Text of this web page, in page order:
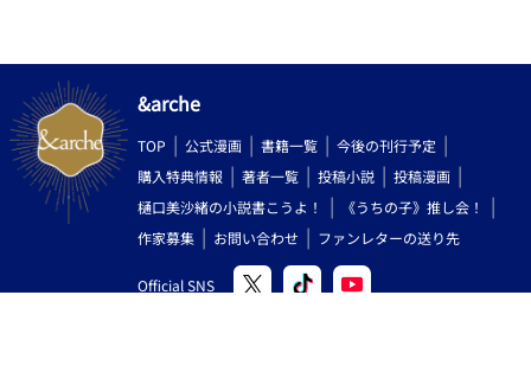
&arche
TOP 公式漫画 書籍一覧
今後の刊行予定
購入特典情報
著者一覧 投稿小説
投稿漫画
樋口美沙緒の小説書こうよ！
《うちの子》推し会！
作家募集
お問い合わせ ファンレターの送り先
Official SNS